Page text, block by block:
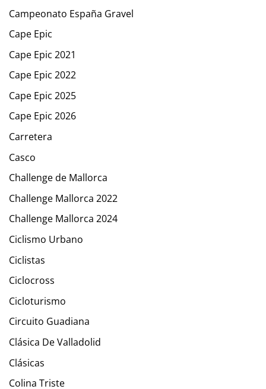
Campeonato España Gravel
Cape Epic
Cape Epic 2021
Cape Epic 2022
Cape Epic 2025
Cape Epic 2026
Carretera
Casco
Challenge de Mallorca
Challenge Mallorca 2022
Challenge Mallorca 2024
Ciclismo Urbano
Ciclistas
Ciclocross
Cicloturismo
Circuito Guadiana
Clásica De Valladolid
Clásicas
Colina Triste